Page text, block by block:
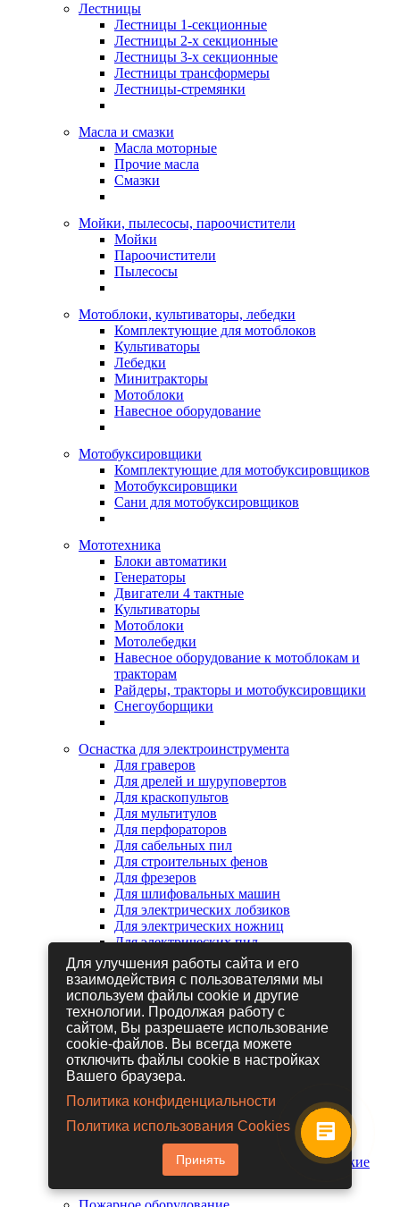
Лестницы
Лестницы 1-секционные
Лестницы 2-х секционные
Лестницы 3-х секционные
Лестницы трансформеры
Лестницы-стремянки
Масла и смазки
Масла моторные
Прочие масла
Смазки
Мойки, пылесосы, пароочистители
Мойки
Пароочистители
Пылесосы
Мотоблоки, культиваторы, лебедки
Комплектующие для мотоблоков
Культиваторы
Лебедки
Минитракторы
Мотоблоки
Навесное оборудование
Мотобуксировщики
Комплектующие для мотобуксировщиков
Мотобуксировщики
Сани для мотобуксировщиков
Мототехника
Блоки автоматики
Генераторы
Двигатели 4 тактные
Культиваторы
Мотоблоки
Мотолебедки
Навесное оборудование к мотоблокам и
тракторам
Райдеры, тракторы и мотобуксировщики
Снегоуборщики
Оснастка для электроинструмента
Для граверов
Для дрелей и шуруповертов
Для краскопультов
Для мультитулов
Для перфораторов
Для сабельных пил
Для строительных фенов
Для фрезеров
Для шлифовальных машин
Для электрических лобзиков
Для электрических ножниц
Для электрических пил
Для электрических рубанков
Пневмоинструмент
Гайковерты пневматические
Дрели пневматические
Другие пневмоинструменты
Заклепочники пневматические
Наборы пневмоинструмента
Пистолеты пневматические
Расходные материалы для
пневмоинструментов
Шланги для пневмоинструментов
Шлифовальные машины пневматические
Для улучшения работы сайта и его
взаимодействия с пользователями мы
используем файлы cookie и другие
технологии. Продолжая работу с
сайтом, Вы разрешаете использование
cookie-файлов. Вы всегда можете
отключить файлы cookie в настройках
Вашего браузера.
Политика конфиденциальности
Политика использования Cookies
Принять